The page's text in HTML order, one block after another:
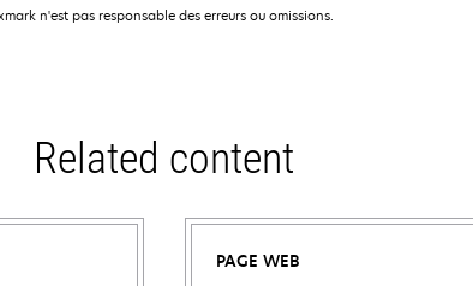
n'est pas responsable des erreurs ou omissions.
Related content
PAGE WEB